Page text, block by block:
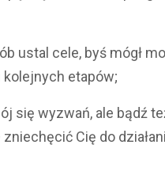
ustal cele, byś mógł
kolejnych etapów;
się wyzwań, ale bądź
Cię do